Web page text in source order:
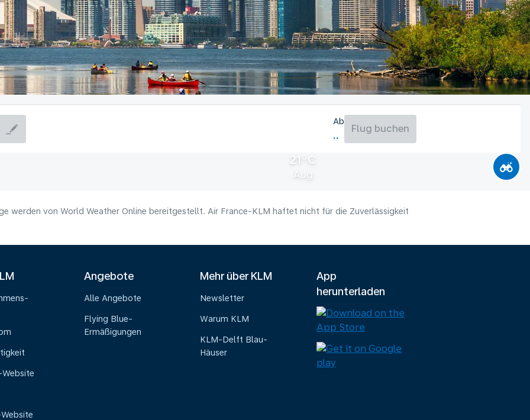
21°C
Aug
Ab
Flug buchen
werden von World Weather Online bereitgestellt. Air France-KLM haftet nicht für die Zuverlässigkeit
Website
Angebote
Alle Angebote
Flying Blue-
Ermäßigungen
Mehr über KLM
Newsletter
Warum KLM
KLM-Delft Blau-
Häuser
App
herunterladen